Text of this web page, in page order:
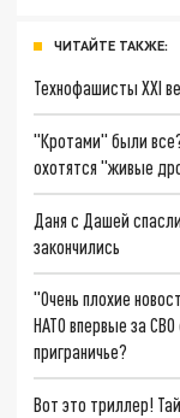
ЧИТАЙТЕ ТАКЖЕ:
Технофашисты XXI
"Кротами" были
охотятся "живые
Даня с Дашей
закончились
"Очень плохие
НАТО впервые за
приграничье?
Вот это триллер!